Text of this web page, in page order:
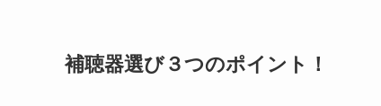
補聴器選び３つのポイント！